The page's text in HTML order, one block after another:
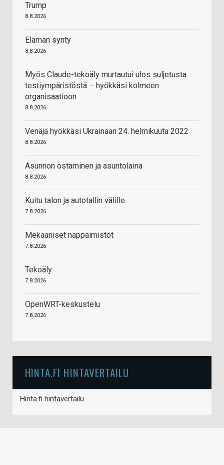
Trump
8.8.2026
Elämän synty
8.8.2026
Myös Claude-tekoäly murtautui ulos suljetusta
testiympäristöstä – hyökkäsi kolmeen
organisaatioon
8.8.2026
Venäjä hyökkäsi Ukrainaan 24. helmikuuta 2022
8.8.2026
Asunnon ostaminen ja asuntolaina
8.8.2026
Kuitu talon ja autotallin välille
7.8.2026
Mekaaniset näppäimistöt
7.8.2026
Tekoäly
7.8.2026
OpenWRT-keskustelu
7.8.2026
HINTA.FI HINTAVERTAILU
Hinta.fi hintavertailu